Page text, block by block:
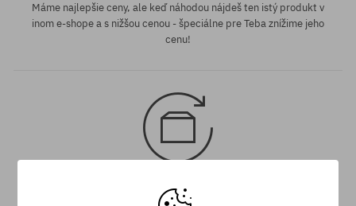
Máme najlepšie ceny, ale keď náhodou nájdeš ten istý produkt v
inom e-shope a s nižšou cenou - špeciálne pre Teba znížime jeho
cenu!
30 dní na vrátenie tovaru